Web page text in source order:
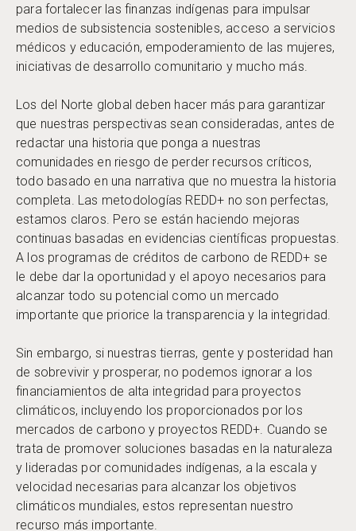
para fortalecer las finanzas indígenas para impulsar
medios de subsistencia sostenibles, acceso a servicios
médicos y educación, empoderamiento de las mujeres,
iniciativas de desarrollo comunitario y mucho más.
Los del Norte global deben hacer más para garantizar
que nuestras perspectivas sean consideradas, antes de
redactar una historia que ponga a nuestras
comunidades en riesgo de perder recursos críticos,
todo basado en una narrativa que no muestra la historia
completa. Las metodologías REDD+ no son perfectas,
estamos claros. Pero se están haciendo mejoras
continuas basadas en evidencias científicas propuestas.
A los programas de créditos de carbono de REDD+ se
le debe dar la oportunidad y el apoyo necesarios para
alcanzar todo su potencial como un mercado
importante que priorice la transparencia y la integridad.
Sin embargo, si nuestras tierras, gente y posteridad han
de sobrevivir y prosperar, no podemos ignorar a los
financiamientos de alta integridad para proyectos
climáticos, incluyendo los proporcionados por los
mercados de carbono y proyectos REDD+. Cuando se
trata de promover soluciones basadas en la naturaleza
y lideradas por comunidades indígenas, a la escala y
velocidad necesarias para alcanzar los objetivos
climáticos mundiales, estos representan nuestro
recurso más importante.